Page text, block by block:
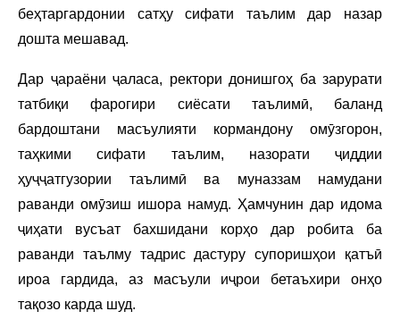
беҳтаргардонии сатҳу сифати таълим дар назар
дошта мешавад.
Дар ҷараёни ҷаласа, ректори донишгоҳ ба зарурати
татбиқи фарогири сиёсати таълимӣ, баланд
бардоштани масъулияти кормандону омӯзгорон,
таҳкими сифати таълим, назорати ҷиддии
ҳуҷҷатгузории таълимӣ ва муназзам намудани
раванди омӯзиш ишора намуд. Ҳамчунин дар идома
ҷиҳати вусъат бахшидани корҳо дар робита ба
раванди таълму тадрис дастуру супоришҳои қатъӣ
ироа гардида, аз масъули иҷрои бетаъхири онҳо
тақозо карда шуд.